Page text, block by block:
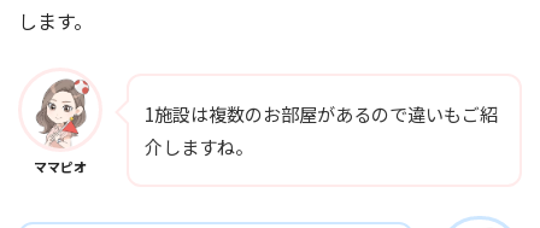
します。
ママピオ
1施設は複数のお部屋があるので違いもご紹
介しますね。